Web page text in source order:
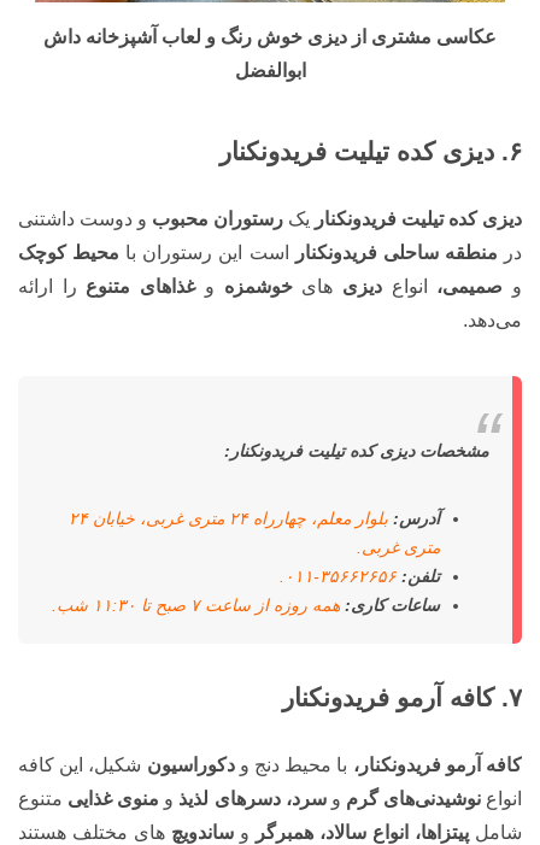
عکاسی مشتری از دیزی خوش رنگ و لعاب آشپزخانه داش
ابوالفضل
۶. دیزی کده تیلیت فریدونکنار
دیزی کده تیلیت فریدونکنار یک رستوران محبوب و دوست داشتنی
در منطقه ساحلی فریدونکنار است این رستوران با محیط کوچک
و صمیمی، انواعدیزی هایخوشمزه وغذاهای متنوع را ارائه
می‌دهد.
مشخصات دیزی کده تیلیت فریدونکنار:
آدرس:
بلوار معلم، چهارراه ۲۴ متری غربی، خیابان ۲۴
متری غربی.
تلفن: ۳۵۶۶۲۶۵۶-۰۱۱.
ساعات کاری: همه روزه از ساعت ۷ صبح تا ۱۱:۳۰ شب.
۷. کافه آرمو فریدونکنار
کافه آرمو فریدونکنار، با محیط دنج ودکوراسیون شکیل، این کافه
انواعنوشیدنی‌های گرم وسرد، دسرهای لذیذ و منوی غذایی متنوع
شامل پیتزاها، انواع سالاد، همبرگر و ساندویچ های مختلف هستند